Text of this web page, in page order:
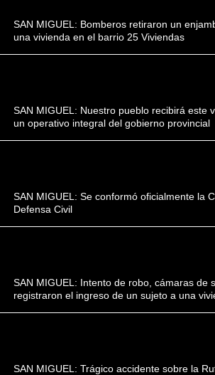
SAN MIGUEL: Bomberos retiraron un
una vivienda en el barrio 25 Viviendas
SAN MIGUEL: Nuestro pueblo recibirá este
un operativo integral del gobierno provincial
SAN MIGUEL: Se conformó oficialmente la
Defensa Civil
SAN MIGUEL: Intento de robo, cámaras de
registraron el ingreso de un sujeto a una
SAN MIGUEL: Trágico accidente sobre la